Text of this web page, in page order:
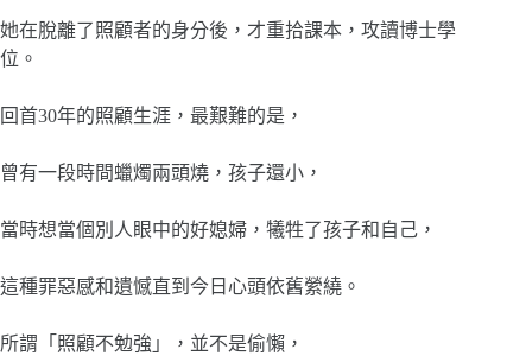
她在脫離了照顧者的身分後，才重拾課本，攻讀博士學
位。
回首30年的照顧生涯，最艱難的是，
曾有一段時間蠟燭兩頭燒，孩子還小，
當時想當個別人眼中的好媳婦，犧牲了孩子和自己，
這種罪惡感和遺憾直到今日心頭依舊縈繞。
所謂「照顧不勉強」，並不是偷懶，